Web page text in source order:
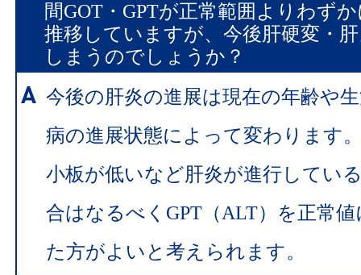
間GOT・GPTが正常範囲よりわず
推移していますが、今後肝硬変・
しまうのでしょうか？
今後の肝炎の進展は現在の年齢や
病の進展状態によって変わります
小板が低いなど肝炎が進行してい
合はなるべくGPT（ALT）を正常
た方がよいと考えられます。